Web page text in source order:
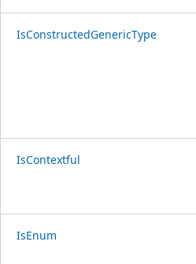
IsConstructedGenericType
IsContextful
IsEnum